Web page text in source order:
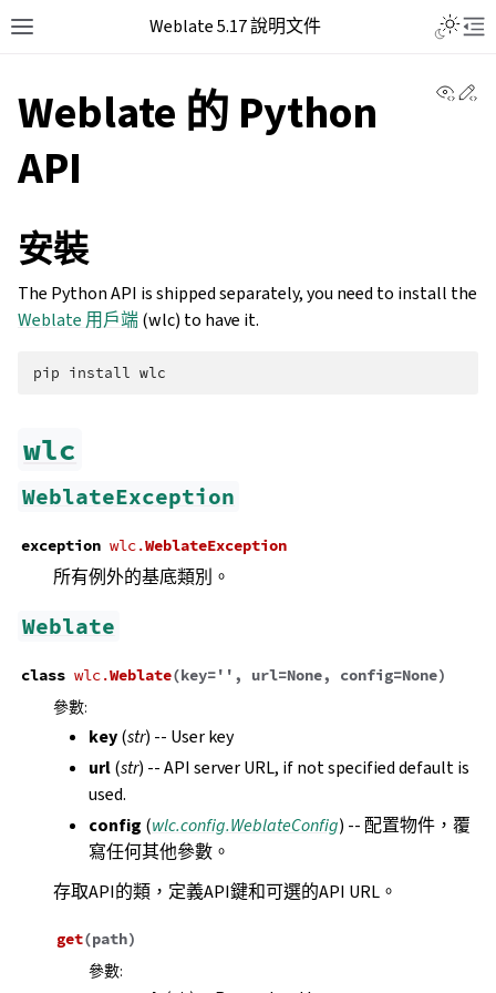
Weblate 5.17 說明文件
Weblate 的 Python
API
安裝
The Python API is shipped separately, you need to install the
Weblate 用戶端(wlc) to have it.
pip install
wlc
WeblateException
exception wlc.WeblateException
所有例外的基底類別。
Weblate
class wlc.Weblate(key='' , url=None, config=None)
參數:
key(str) -- User key
url(str) -- API server URL, if not specified default is
used.
config (wlc.config.WeblateConfig) -- 配置物件，覆
寫任何其他參數。
存取API的類，定義API鍵和可選的API URL。
get(path)
參數: